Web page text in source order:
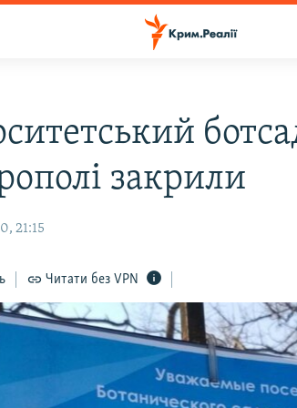
закрили
21:15
Читати без VPN